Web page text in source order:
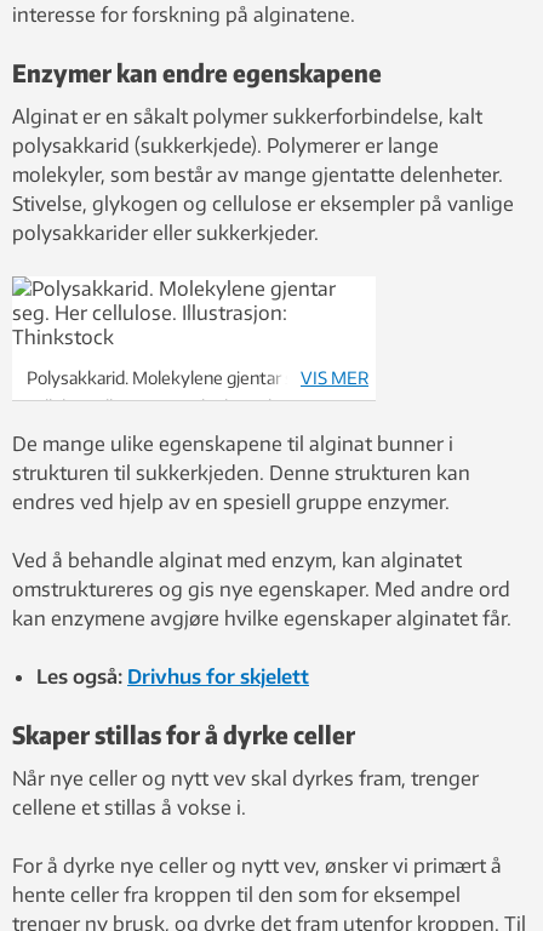
interesse for forskning på alginatene.
Enzymer kan endre egenskapene
Alginat er en såkalt polymer sukkerforbindelse, kalt
polysakkarid (sukkerkjede). Polymerer er lange
molekyler, som består av mange gjentatte delenheter.
Stivelse, glykogen og cellulose er eksempler på vanlige
polysakkarider eller sukkerkjeder.
Polysakkarid. Molekylene gjentar seg. Her
cellulose. Illustrasjon: Thinkstock
VIS MER
De mange ulike egenskapene til alginat bunner i
strukturen til sukkerkjeden. Denne strukturen kan
endres ved hjelp av en spesiell gruppe enzymer.
Ved å behandle alginat med enzym, kan alginatet
omstruktureres og gis nye egenskaper. Med andre ord
kan enzymene avgjøre hvilke egenskaper alginatet får.
Les også: Drivhus for skjelett
Skaper stillas for å dyrke celler
Når nye celler og nytt vev skal dyrkes fram, trenger
cellene et stillas å vokse i.
For å dyrke nye celler og nytt vev, ønsker vi primært å
hente celler fra kroppen til den som for eksempel
trenger ny brusk, og dyrke det fram utenfor kroppen. Til